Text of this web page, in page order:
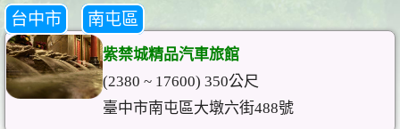
台中市 南屯區
紫禁城精品汽車旅館
(2380 ~ 17600) 350公尺
臺中市南屯區大墩六街488號